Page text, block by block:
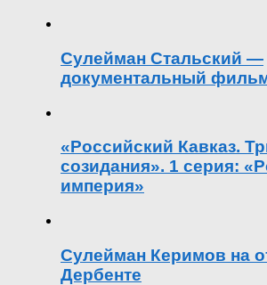
Сулейман Стальский —
документальный
«Российский Кавказ.
созидания». 1 серия:
империя»
Сулейман Керимов на
Дербенте